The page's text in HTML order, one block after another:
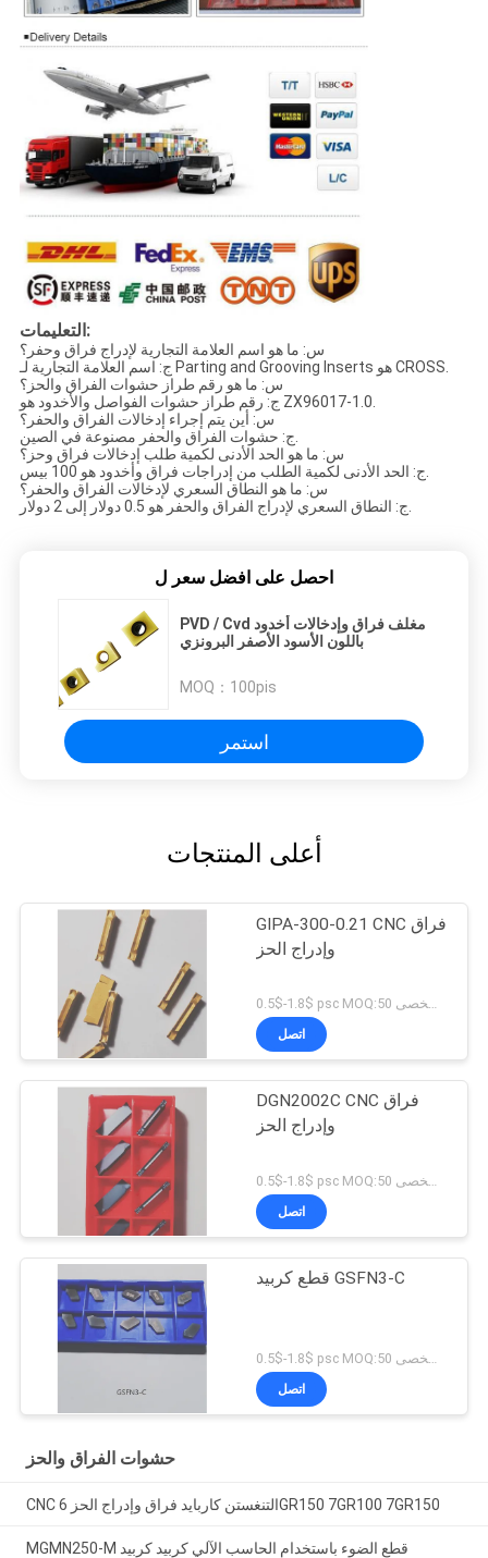
التعليمات:
س: ما هو اسم العلامة التجارية لإدراج فراق وحفر؟
ج: اسم العلامة التجارية لـ Parting and Grooving Inserts هو CROSS.
س: ما هو رقم طراز حشوات الفراق والحز؟
ج: رقم طراز حشوات الفواصل والأخدود هو ZX96017-1.0.
س: أين يتم إجراء إدخالات الفراق والحفر؟
س: ما هو الحد الأدنى لكمية طلب إدخالات فراق وحز؟
س: ما هو النطاق السعري لإدخالات الفراق والحفر؟
احصل على افضل سعر ل
PVD / Cvd مغلف فراق وإدخالات أخدود
باللون الأسود الأصفر البرونزي
MOQ： 100pis
استمر
أعلى المنتجات
GIPA-300-0.21 CNC فراق
وإدراج الحز
0.5$-1.8$ psc MOQ:50 جهاز كمبيوتر شخصى
اتصل
DGN2002C CNC فراق
وإدراج الحز
اتصل
قطع كربيد GSFN3-C
اتصل
حشوات الفراق والحز
CNC التنغستن كاربايد فراق وإدراج الحز 6GR150 7GR100 7GR150
MGMN250-M قطع الضوء باستخدام الحاسب الآلي كربيد كربيد